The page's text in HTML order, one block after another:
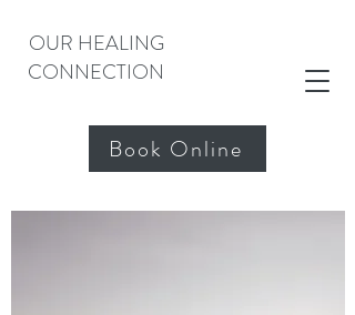
OUR HEALING
CONNECTION
Book Online